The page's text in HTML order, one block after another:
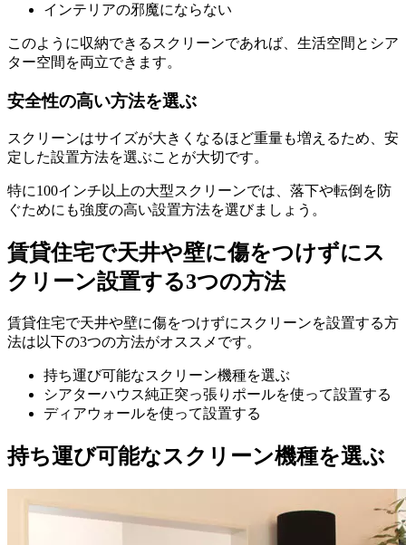
インテリアの邪魔にならない
このように収納できるスクリーンであれば、生活空間とシア
ター空間を両立できます。
安全性の高い方法を選ぶ
スクリーンはサイズが大きくなるほど重量も増えるため、安
定した設置方法を選ぶことが大切です。
特に100インチ以上の大型スクリーンでは、落下や転倒を防
ぐためにも強度の高い設置方法を選びましょう。
賃貸住宅で天井や壁に傷をつけずにス
クリーン設置する3つの方法
賃貸住宅で天井や壁に傷をつけずにスクリーンを設置する方
法は以下の3つの方法がオススメです。
持ち運び可能なスクリーン機種を選ぶ
シアターハウス純正突っ張りポールを使って設置する
ディアウォールを使って設置する
持ち運び可能なスクリーン機種を選ぶ